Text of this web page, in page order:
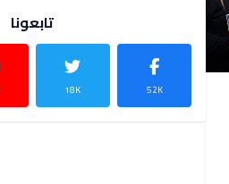
تابعونا
52K
18K